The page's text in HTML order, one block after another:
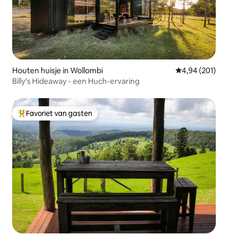
Houten huisje in Wollombi Gemiddelde
4,94 (201)
Billy's Hideaway - een Huch-ervaring
Topfavoriet van gasten
Favoriet van gasten